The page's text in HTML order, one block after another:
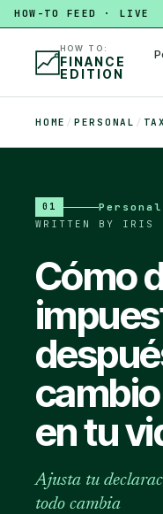
HOW-TO FEED · LIVE
HOW TO build a 3-
HOW TO:
FINANCE
EDITION
HOME / PERSONAL /
01
WRITTEN BY IRIS
Cómo
en tu
Ajusta tu
todo cambia